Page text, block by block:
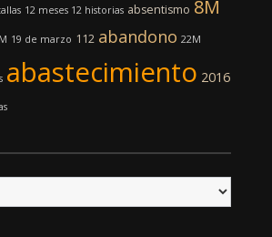
12 meses 12 historias absentismo 8M
19 de marzo 112 abandono 22M
abastecimiento 2016